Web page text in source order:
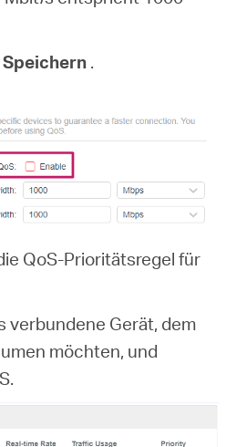
Speichern .
QoS-Prioritätsregel für
verbundene Gerät, dem
möchten, und